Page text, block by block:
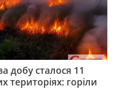
добу сталося 11
територіях: горіли